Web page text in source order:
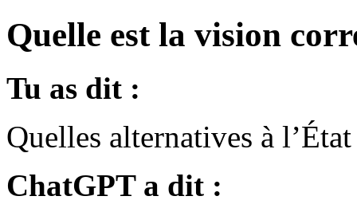
Quelle est la vision
Tu as dit :
Quelles alternatives à
ChatGPT a dit :